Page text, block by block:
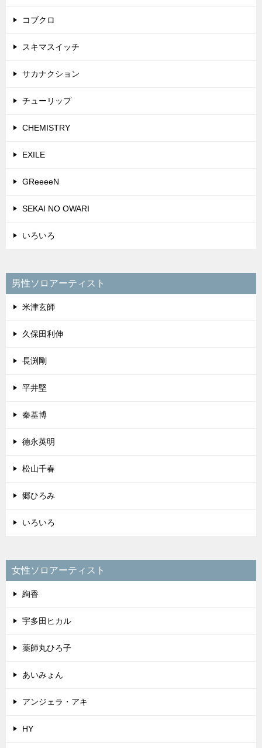
コブクロ
スキマスイッチ
サカナクション
チューリップ
CHEMISTRY
EXILE
GReeeeN
SEKAI NO OWARI
いろいろ
男性ソロアーティスト
米津玄師
久保田利伸
長渕剛
平井堅
秦基博
德永英明
松山千春
郷ひろみ
いろいろ
女性ソロアーティスト
絢香
宇多田ヒカル
薬師丸ひろ子
あいみょん
アンジェラ・アキ
HY